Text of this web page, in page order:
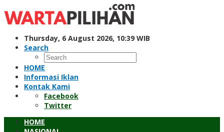
to
content
Thursday, 6 August 2026, 10:39 WIB
Search
HOME
Informasi Iklan
Kontak Kami
Facebook
Twitter
HOME